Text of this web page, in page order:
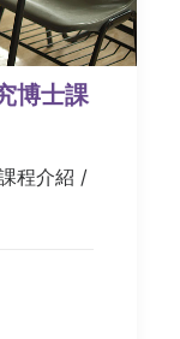
博士課
程介紹 /